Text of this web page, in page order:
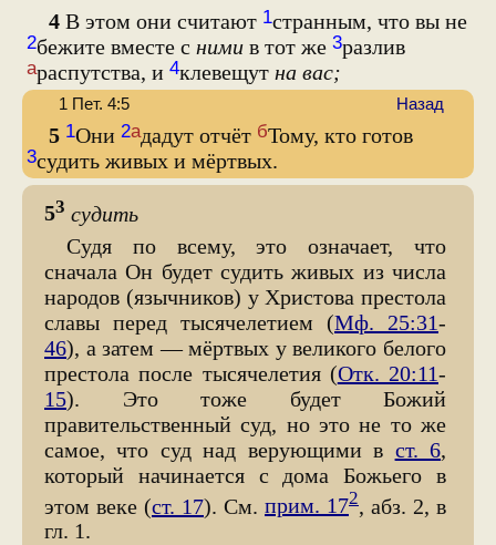
4 В этом они считают 1странным, что вы не
2бежите вместе с ними в тот же 3разлив
араспутства, и 4клевещут на вас;
5 1Они 2ададут отчёт бТому, кто готов
3судить живых и мёртвых.
1 Пет. 4:5 Назад
53 судить
Судя по всему, это означает, что
сначала Он будет судить живых из числа
народов (язычников) у Христова престола
славы перед тысячелетием (Мф. 25:31-
46), а затем — мёртвых у великого белого
престола после тысячелетия (Отк. 20:11-
15). Это тоже будет Божий
правительственный суд, но это не то же
самое, что суд над верующими в ст. 6,
который начинается с дома Божьего в
этом веке (ст. 17). См. прим. 172
, абз. 2, в
гл. 1.